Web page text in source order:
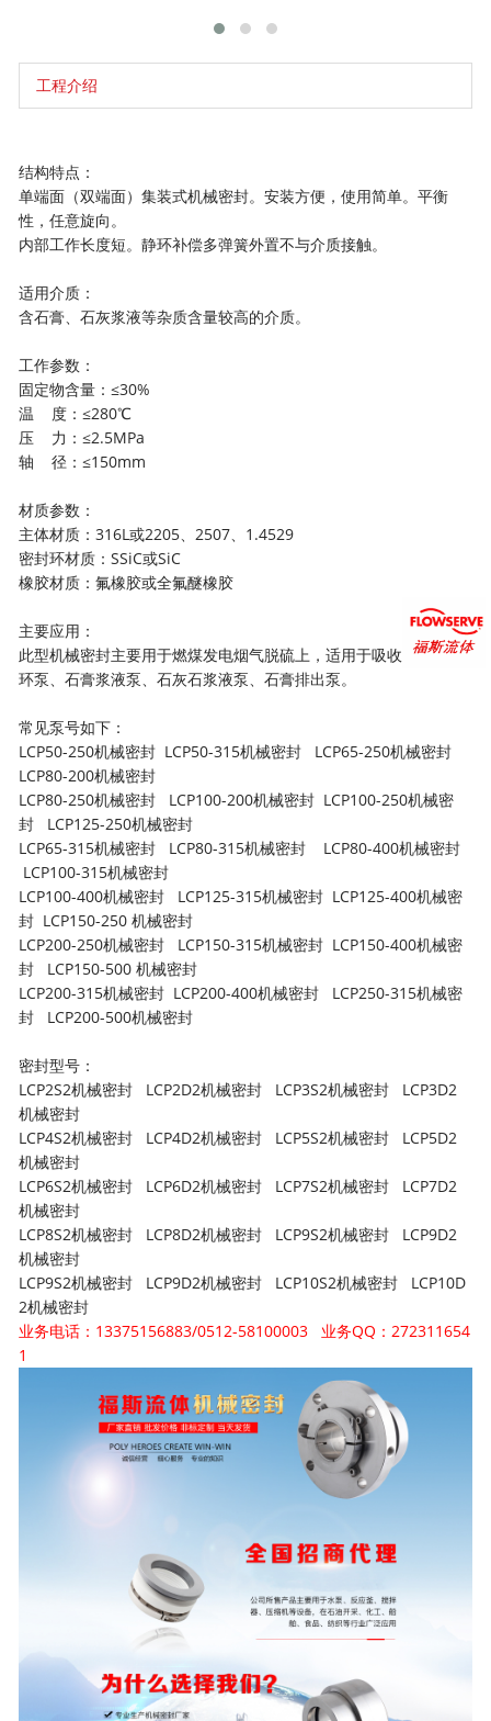
工程介绍
结构特点：
单端面（双端面）集装式机械密封。安装方便，使用简单。平衡
性，任意旋向。
内部工作长度短。静环补偿多弹簧外置不与介质接触。
适用介质：
含石膏、石灰浆液等杂质含量较高的介质。
工作参数：
固定物含量：≤30%
温 度：≤280℃
压 力：≤2.5MPa
轴 径：≤150mm
材质参数：
主体材质：316L或2205、2507、1.4529
密封环材质：SSiC或SiC
橡胶材质：氟橡胶或全氟醚橡胶
主要应用：
此型机械密封主要用于燃煤发电烟气脱硫上，适用于吸收塔浆液循
环泵、石膏浆液泵、石灰石浆液泵、石膏排出泵。
常见泵号如下：
LCP50-250机械密封 LCP50-315机械密封 LCP65-250机械密封
LCP80-200机械密封
LCP80-250机械密封 LCP100-200机械密封 LCP100-250机械密
封 LCP125-250机械密封
LCP65-315机械密封 LCP80-315机械密封 LCP80-400机械密封
LCP100-315机械密封
LCP100-400机械密封 LCP125-315机械密封 LCP125-400机械密
封 LCP150-250 机械密封
LCP200-250机械密封 LCP150-315机械密封 LCP150-400机械密
封 LCP150-500 机械密封
LCP200-315机械密封 LCP200-400机械密封 LCP250-315机械密
封 LCP200-500机械密封
密封型号：
LCP2S2机械密封 LCP2D2机械密封 LCP3S2机械密封 LCP3D2
机械密封
LCP4S2机械密封 LCP4D2机械密封 LCP5S2机械密封 LCP5D2
机械密封
LCP6S2机械密封 LCP6D2机械密封 LCP7S2机械密封 LCP7D2
机械密封
LCP8S2机械密封 LCP8D2机械密封 LCP9S2机械密封 LCP9D2
机械密封
LCP9S2机械密封 LCP9D2机械密封 LCP10S2机械密封 LCP10D
2机械密封
业务电话：13375156883/0512-58100003 业务QQ：272311654
1